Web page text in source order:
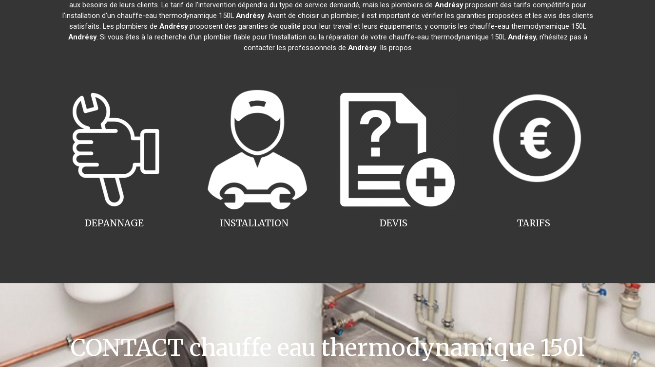
aux besoins de leurs clients. Le tarif de l'intervention dépendra du type de service demandé, mais les plombiers de Andrésyproposent des tarifs compétitifs pour
l'installation d'un chauffe-eau thermodynamique 150L Andrésy. Avant de choisir un plombier, il est important de vérifier les garanties proposées et les avis des clients
satisfaits. Les plombiers de Andrésyproposent des garanties de qualité pour leur travail et leurs équipements, y compris les chauffe-eau thermodynamique 150L
Andrésy. Si vous êtes à la recherche d'un plombier fiable pour l'installation ou la réparation de votre chauffe-eau thermodynamique 150L Andrésy, n'hésitez pas à
contacter les professionnels de Andrésy. Ils propos
INSTALLATION
DEPANNAGE TARIFS
DEVIS
CONTACT chauffe eau thermodynamique 150l